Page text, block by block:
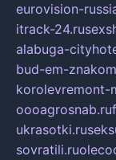
eurovision-
itrack-24.ru
alabuga-
bud-em-
korolevremont-
oooagrosnab.ru
ukrasotki.ru
sovratili.ru